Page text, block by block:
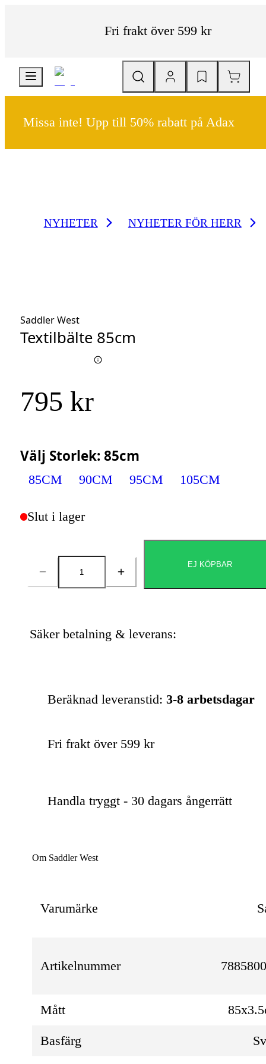
Fri frakt över 599 kr
Missa inte! Upp till 50% rabatt på Adax
NYHETER NYHETER FÖR HERR
Saddler West
Textilbälte 85cm
795 kr
Välj Storlek: 85cm
85CM 90CM 95CM 105CM
Slut i lager
Antal
EJ KÖPBAR
Säker betalning & leverans:
Beräknad leveranstid: 3-8 arbetsdagar
Fri frakt över 599 kr
Handla tryggt - 30 dagars ångerrätt
Om Saddler West
Varumärke
Artikelnummer
Mått
Basfärg